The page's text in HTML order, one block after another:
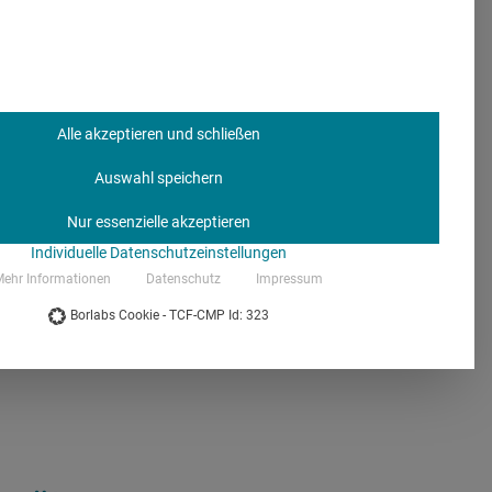
weiterzubilden.
ihrer
Gehle, erster
unseres ärztlichen
dafür zu
Weiterbildung des
und einen gut
Alle akzeptieren und schließen
Auswahl speichern
Nur essenzielle akzeptieren
Individuelle Datenschutzeinstellungen
Informationen Datenschutz Impressum
Borlabs Cookie - TCF-CMP Id: 323